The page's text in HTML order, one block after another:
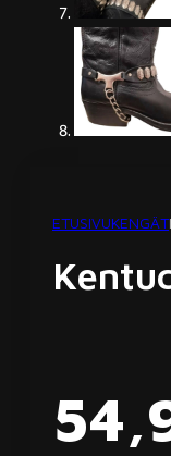
ETUSIVUKENGÄT